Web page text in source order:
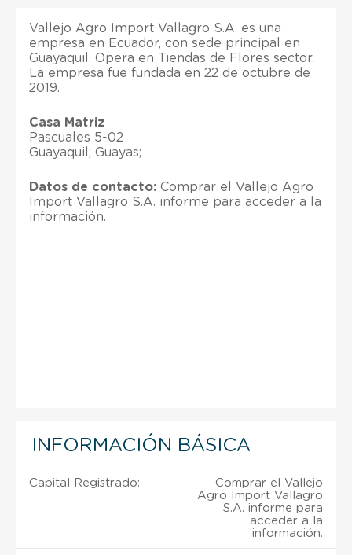
Vallejo Agro Import Vallagro S.A. es una
empresa en Ecuador, con sede principal en
Guayaquil. Opera en Tiendas de Flores sector.
La empresa fue fundada en 22 de octubre de
2019.
Casa Matriz
Pascuales 5-02
Guayaquil; Guayas;
Datos de contacto: Comprar el Vallejo Agro
Import Vallagro S.A. informe para acceder a la
información.
INFORMACIÓN BÁSICA
Capital Registrado:
Comprar el Vallejo
Agro Import Vallagro
S.A. informe para
acceder a la
información.